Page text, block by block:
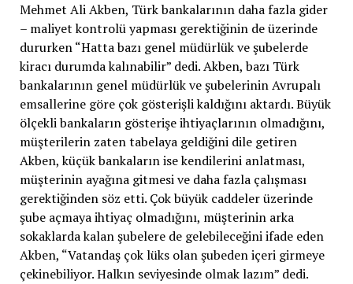
Mehmet Ali Akben, Türk bankalarının daha fazla gider
– maliyet kontrolü yapması gerektiğinin de üzerinde
dururken “Hatta bazı genel müdürlük ve şubelerde
kiracı durumda kalınabilir” dedi. Akben, bazı Türk
bankalarının genel müdürlük ve şubelerinin Avrupalı
emsallerine göre çok gösterişli kaldığını aktardı. Büyük
ölçekli bankaların gösterişe ihtiyaçlarının olmadığını,
müşterilerin zaten tabelaya geldiğini dile getiren
Akben, küçük bankaların ise kendilerini anlatması,
müşterinin ayağına gitmesi ve daha fazla çalışması
gerektiğinden söz etti. Çok büyük caddeler üzerinde
şube açmaya ihtiyaç olmadığını, müşterinin arka
sokaklarda kalan şubelere de gelebileceğini ifade eden
Akben, “Vatandaş çok lüks olan şubeden içeri girmeye
çekinebiliyor. Halkın seviyesinde olmak lazım” dedi.